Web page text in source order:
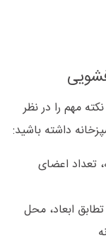
مهم را در نظر
داشته باشید:
تعداد اعضای
ابعاد، محل